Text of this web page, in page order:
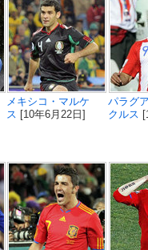
メキシコ・マルケ
ス [10年6月22日]
パラグ
クルス